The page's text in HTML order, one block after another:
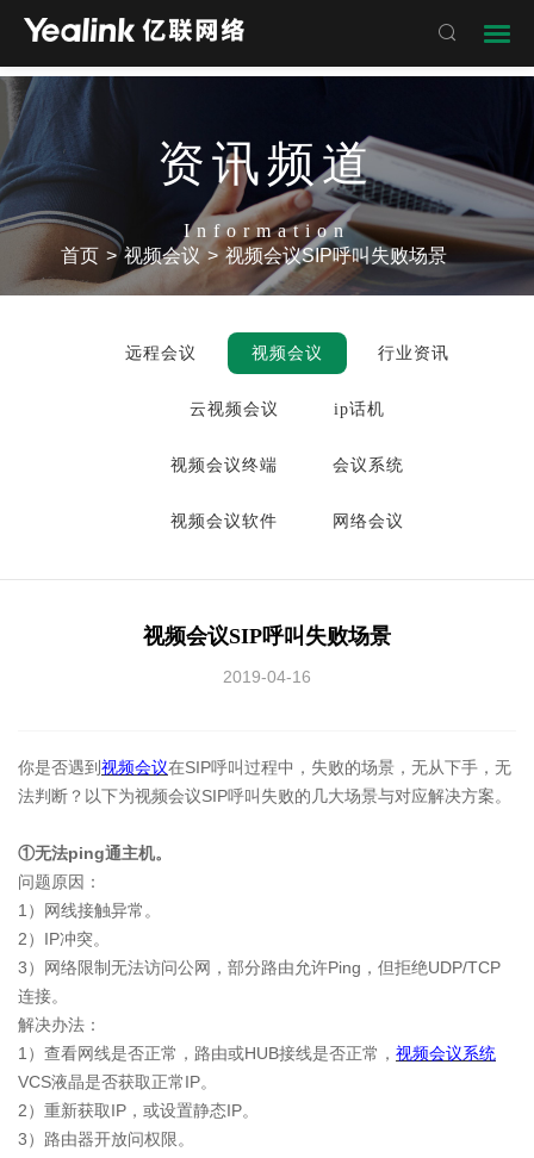

资讯频道
Information
首页 > 视频会议 > 视频会议SIP呼叫失败场景
远程会议 视频会议 行业资讯
云视频会议 ip话机
视频会议终端 会议系统
视频会议软件 网络会议
视频会议SIP呼叫失败场景
2019-04-16
你是否遇到 视频会议在SIP呼叫过程中，失败的场景，无从下手，无
法判断？以下为视频会议SIP呼叫失败的几大场景与对应解决方案。
①无法ping通主机。
问题原因：
1）网线接触异常。
2）IP冲突。
3）网络限制无法访问公网，部分路由允许Ping，但拒绝UDP/TCP
连接。
解决办法：
1）查看网线是否正常，路由或HUB接线是否正常， 视频会议系统
VCS液晶是否获取正常IP。
2）重新获取IP，或设置静态IP。
3）路由器开放问权限。